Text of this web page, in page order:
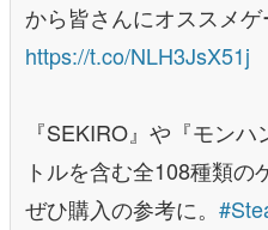
から皆さんにオススメゲ
https://t.co/NLH3JsX51j
『SEKIRO』や『モン
トルを含む全108種類の
ぜひ購入の参考に。